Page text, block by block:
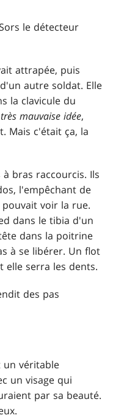
le détecteur
attrapée, puis
autre soldat. Elle
la clavicule du
mauvaise idée,
Mais c'était ça, la
bras raccourcis. Ils
l'empêchant de
voir la rue.
dans le tibia d'un
dans la poitrine
à se libérer. Un flot
elle serra les dents.
des pas
un véritable
un visage qui
par sa beauté.